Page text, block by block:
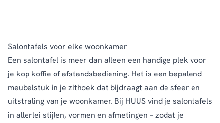
Salontafels voor elke woonkamer
Een salontafel is meer dan alleen een handige plek voor
je kop koffie of afstandsbediening. Het is een bepalend
meubelstuk in je zithoek dat bijdraagt aan de sfeer en
uitstraling van je woonkamer. Bij HUUS vind je salontafels
in allerlei stijlen, vormen en afmetingen – zodat je